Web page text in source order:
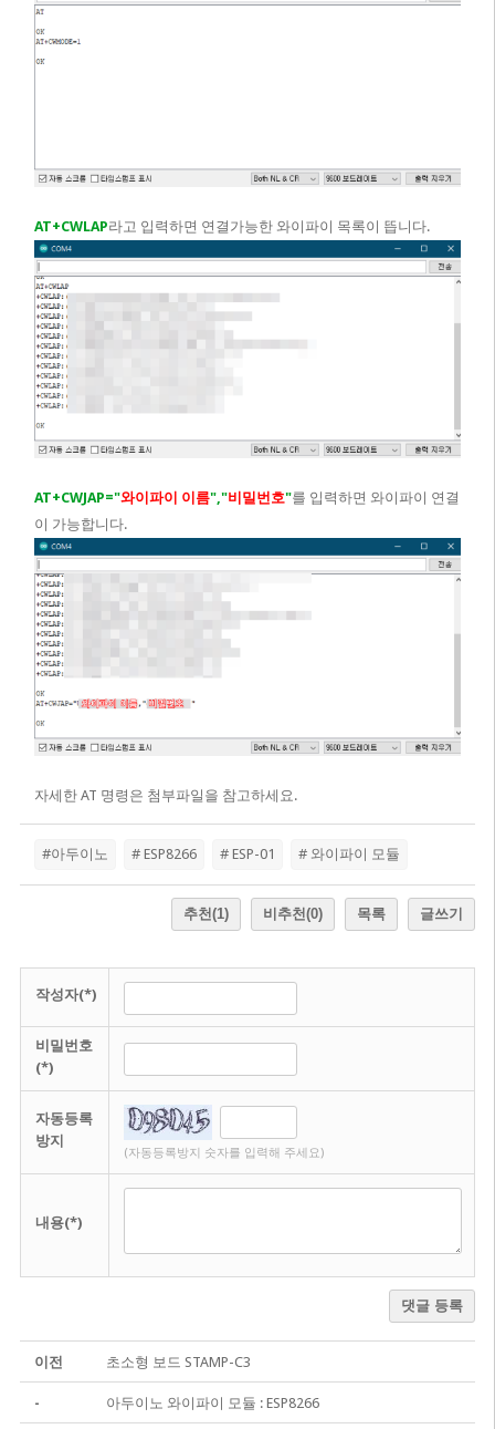
AT+CWLAP라고 입력하면 연결가능한 와이파이 목록이 뜹니다.
AT+CWJAP="와이파이 이름","비밀번호"를 입력하면 와이파이 연결
이 가능합니다.
자세한 AT 명령은 첨부파일을 참고하세요.
#아두이노 # ESP8266 # ESP-01 # 와이파이 모듈
추천(1) 비추천(0) 목록 글쓰기
작성자(*)
비밀번호
(*)
자동등록
방지
(자동등록방지 숫자를 입력해 주세요)
내용(*)
댓글 등록
이전 초소형 보드 STAMP-C3
- 아두이노 와이파이 모듈 : ESP8266